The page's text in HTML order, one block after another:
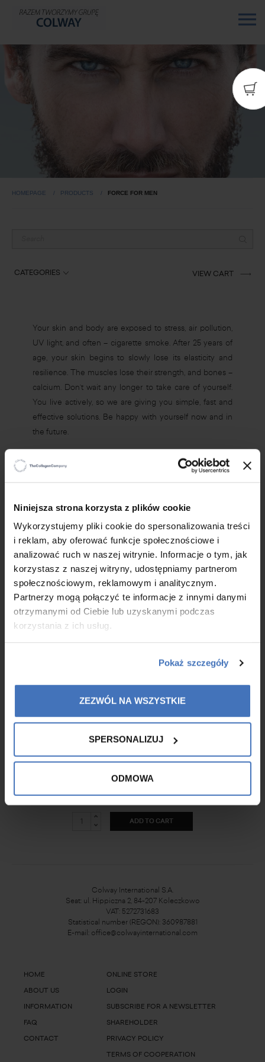
Niniejsza strona korzysta z plików cookie
Wykorzystujemy pliki cookie do spersonalizowania treści
i reklam, aby oferować funkcje społecznościowe i
analizować ruch w naszej witrynie. Informacje o tym, jak
korzystasz z naszej witryny, udostępniamy partnerom
społecznościowym, reklamowym i analitycznym.
Partnerzy mogą połączyć te informacje z innymi danymi
otrzymanymi od Ciebie lub uzyskanymi podczas
korzystania z ich usług.
Pokaż szczegóły
ZEZWÓL NA WSZYSTKIE
SPERSONALIZUJ
ODMOWA
HOMEPAGE PRODUCTS FORCE FOR MEN
VIEW CART
CATEGORIES
Your skin and body are exposed to stress, air pollution,
UV light, and often – cigarette smoke. After 25 years of
age, your skin begins to slowly lose its elasticity and
resilience. The muscles lose their strength, and bones –
calcium. Don’t wait any longer to take care of yourself.
You live actively, so we are giving you simple, fast and
effective solutions. Be happy with yourself now and in
the future.
Do you know what your skin needs? Well, you are lucky
because it is thicker and more resistant to adverse
though. It needs a proper hydration, nourishment and
ingredients
Refreshing body shower gel
79,00 zł
ADD TO CART
Colway International S.A.
Seat: ul. Hippiczna 2, 84-207 Koleczkowo
VAT: 5272731683
Statistical number (REGON): 360987881
E-mail: office@colwayinternational.com
HOME
ABOUT US
INFORMATION
FAQ
CONTACT
ONLINE STORE
LOGIN
SUBSCRIBE FOR A NEWSLETTER
SHAREHOLDER
PRIVACY POLICY
TERMS OF COOPERATION